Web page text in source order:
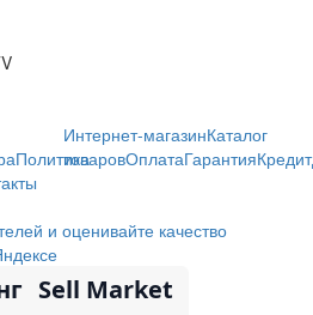
Политика
Интернет-магазинКаталог
товаровОплатаГарантияКредит
Sell Market